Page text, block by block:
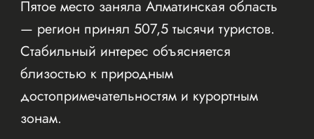
Пятое место заняла Алматинская область
— регион принял 507,5 тысячи туристов.
Стабильный интерес объясняется
близостью к природным
достопримечательностям и курортным
зонам.